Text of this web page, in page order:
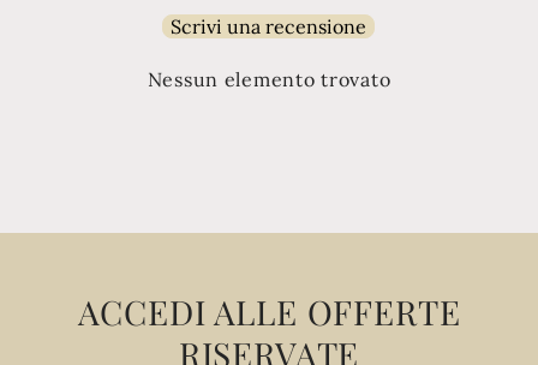
Scrivi una recensione
Nessun elemento trovato
ACCEDI ALLE OFFERTE
RISERVATE